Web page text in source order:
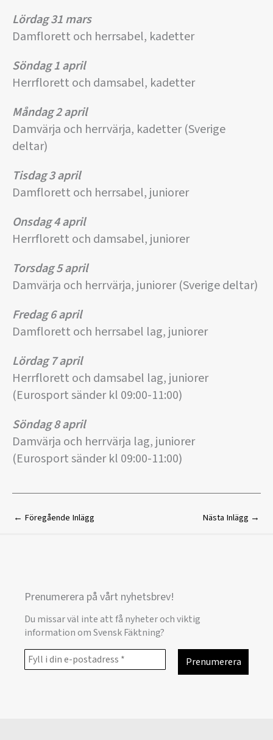
Lördag 31 mars
Damflorett och herrsabel, kadetter
Söndag 1 april
Herrflorett och damsabel, kadetter
Måndag 2 april
Damvärja och herrvärja, kadetter (Sverige
deltar)
Tisdag 3 april
Damflorett och herrsabel, juniorer
Onsdag 4 april
Herrflorett och damsabel, juniorer
Torsdag 5 april
Damvärja och herrvärja, juniorer (Sverige deltar)
Fredag 6 april
Damflorett och herrsabel lag, juniorer
Lördag 7 april
Herrflorett och damsabel lag, juniorer
(Eurosport sänder kl 09:00-11:00)
Söndag 8 april
Damvärja och herrvärja lag, juniorer
(Eurosport sänder kl 09:00-11:00)
← Föregående Inlägg Nästa Inlägg →
Prenumerera på vårt nyhetsbrev!
Du missar väl inte att få nyheter och viktig
information om Svensk Fäktning?